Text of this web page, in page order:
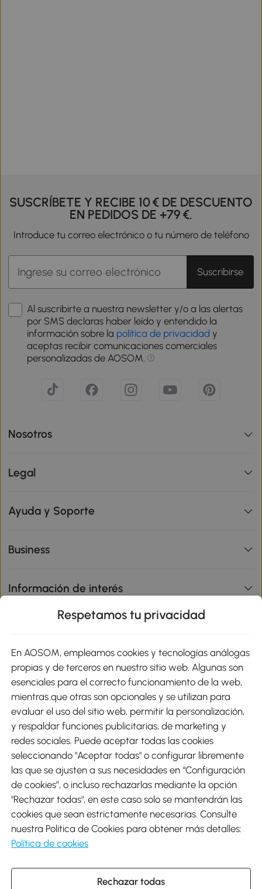
SUSCRÍBETE Y RECIBE 10 € DE DESCUENTO
EN PEDIDOS DE +79 €.
Introduce tu correo electrónico o tu número de teléfono
Suscribirse
Al suscribirte a nuestra newsletter y/o a las alertas
por SMS declaras haber leído y entendido la
información sobre la política de privacidad y
aceptas recibir comunicaciones comerciales
personalizadas de AOSOM.
Nosotros
Legal
Ayuda y Soporte
Business
Información de interés
Métodos de Pago
Envíos
Descargar Aosom App
Google Play
931 29 45 12 (L-V de 8:30 a 17:30h)
Respetamos tu privacidad
En AOSOM, empleamos cookies y tecnologías análogas
propias y de terceros en nuestro sitio web. Algunas son
esenciales para el correcto funcionamiento de la web,
mientras que otras son opcionales y se utilizan para
evaluar el uso del sitio web, permitir la personalización,
y respaldar funciones publicitarias, de marketing y
redes sociales. Puede aceptar todas las cookies
seleccionando "Aceptar todas" o configurar libremente
las que se ajusten a sus necesidades en “Configuración
de cookies”, o incluso rechazarlas mediante la opción
"Rechazar todas", en este caso solo se mantendrán las
cookies que sean estrictamente necesarias. Consulte
nuestra Política de Cookies para obtener más detalles:
Política de cookies
Rechazar todas